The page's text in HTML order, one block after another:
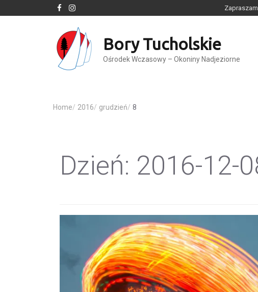
Bory Tucholskie
Ośrodek Wczasowy – Okoniny Nadjeziorne
Home/ 2016/ grudzień/ 8
Dzień: 2016-12-